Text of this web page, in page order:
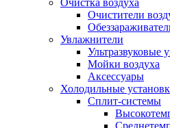
Очистка воздуха
Очистители
Увлажнители
Ультразвуковые
Мойки воздуха
Аксессуары
Холодильные
Сплит-системы